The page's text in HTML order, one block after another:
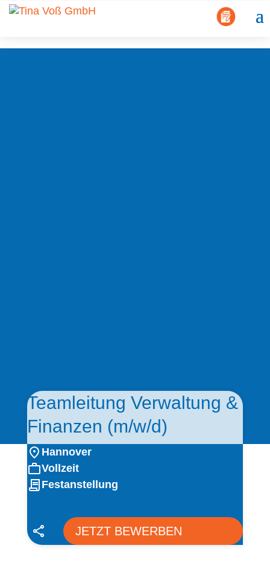
Teamleitung Verwaltung &
Finanzen (m/w/d)
Hannover
Vollzeit
Festanstellung
JETZT BEWERBEN